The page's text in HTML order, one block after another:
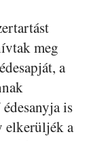
meg
a
is
elkerüljék a